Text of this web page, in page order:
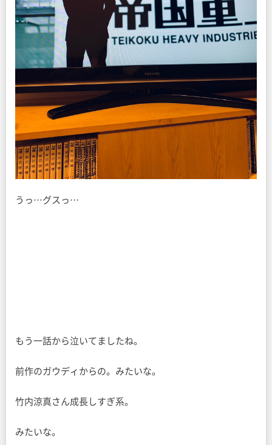
うっ…グスっ…
もう一話から泣いてましたね。
前作のガウディからの。みたいな。
竹内涼真さん成長しすぎ系。
みたいな。